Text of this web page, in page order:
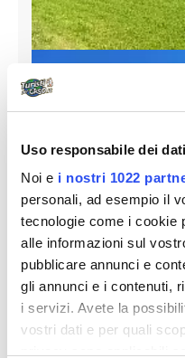
Uso responsabile dei dati
Noi e i nostri 1022
personali, ad esempio il
tecnologie come i cookie
alle informazioni sul
pubblicare annunci e
gli annunci e i contenuti,
i servizi. Avete la
vostri dati e per quali